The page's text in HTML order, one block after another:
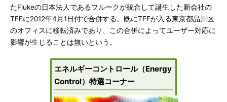
たFlukeの日本法人であるフルークが統合して誕生した新会社の
TFFに2012年4月1日付で合併する。既にTFFが入る東京都品川区
のオフィスに移転済みであり、この合併によってユーザー対応に
影響が生じることは無いという。
エネルギーコントロール（Energy
Control）特選コーナー